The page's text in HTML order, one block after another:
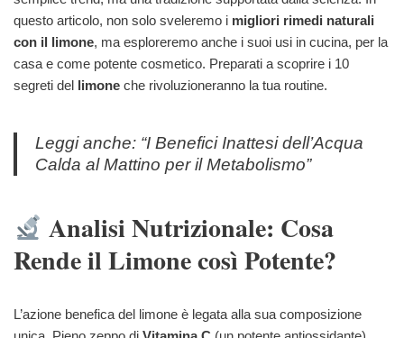
questo articolo, non solo sveleremo i migliori rimedi naturali
con il limone, ma esploreremo anche i suoi usi in cucina, per la
casa e come potente cosmetico. Preparati a scoprire i 10
segreti del limone che rivoluzioneranno la tua routine.
Leggi anche: “I Benefici Inattesi dell’Acqua
Calda al Mattino per il Metabolismo”
Analisi Nutrizionale: Cosa
Rende il Limone così Potente?
L’azione benefica del limone è legata alla sua composizione